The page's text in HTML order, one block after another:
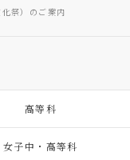
祭）のご案内
高等科
女子中・高等科